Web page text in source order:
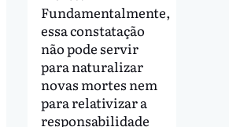
Fundamentalmente,
essa constatação
não pode servir
para naturalizar
novas mortes nem
para relativizar a
responsabilidade